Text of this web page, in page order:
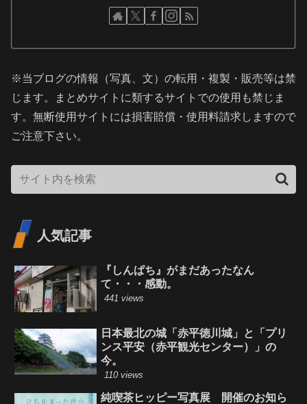
※当ブログの情報（写真、文）の転用・複製・販売等は禁
じます。まとめサイトに類するサイトでの使用も禁じま
す。無断使用サイトには損害賠償・使用料請求しますので
ご注意下さい。
人気記事
『しんぱち』がまだあったなん
て・・・感動。
441 views
日本最北の城「赤平徳川城」と「プリ
ンス平安（赤平観光センター）」の
今。
110 views
純喫茶ヒッピー写真展 開催のお知ら